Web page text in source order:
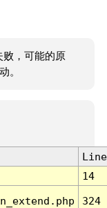
败，可能的原
。
Line
14
324